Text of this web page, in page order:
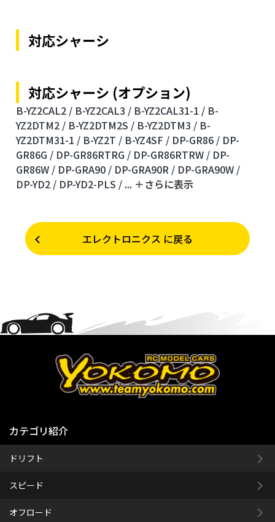
対応シャーシ
対応シャーシ (オプション)
B-YZ2CAL2 / B-YZ2CAL3 / B-YZ2CAL31-1 / B-
YZ2DTM2 / B-YZ2DTM2S / B-YZ2DTM3 / B-
YZ2DTM31-1 / B-YZ2T / B-YZ4SF / DP-GR86 / DP-
GR86G / DP-GR86RTRG / DP-GR86RTRW / DP-
GR86W / DP-GRA90 / DP-GRA90R / DP-GRA90W /
DP-YD2 / DP-YD2-PLS / ... ＋さらに表⽰
エレクトロニクス に戻る
カテゴリ紹介
ドリフト
スピード
オフロード